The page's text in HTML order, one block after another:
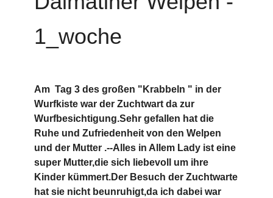
1_woche
Am Tag 3 des großen "Krabbeln " in der
Wurfkiste war der Zuchtwart da zur
Wurfbesichtigung.Sehr gefallen hat die
Ruhe und Zufriedenheit von den Welpen
und der Mutter .--Alles in Allem Lady ist eine
super Mutter,die sich liebevoll um ihre
Kinder kümmert.Der Besuch der Zuchtwarte
hat sie nicht beunruhigt,da ich dabei war